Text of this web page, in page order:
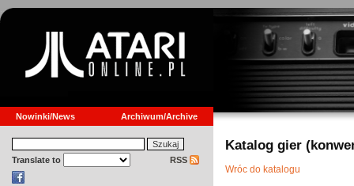
Nowinki/News Archiwum/Archive
Translate to RSS
Katalog gier
Wróc do katalogu